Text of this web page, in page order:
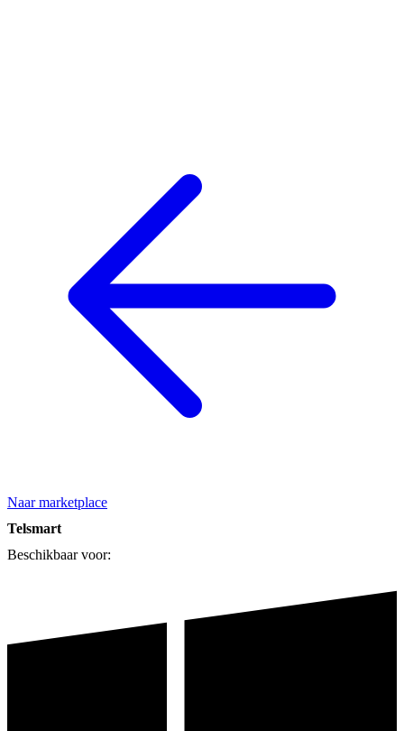
Naar marketplace
Telsmart
Beschikbaar voor: